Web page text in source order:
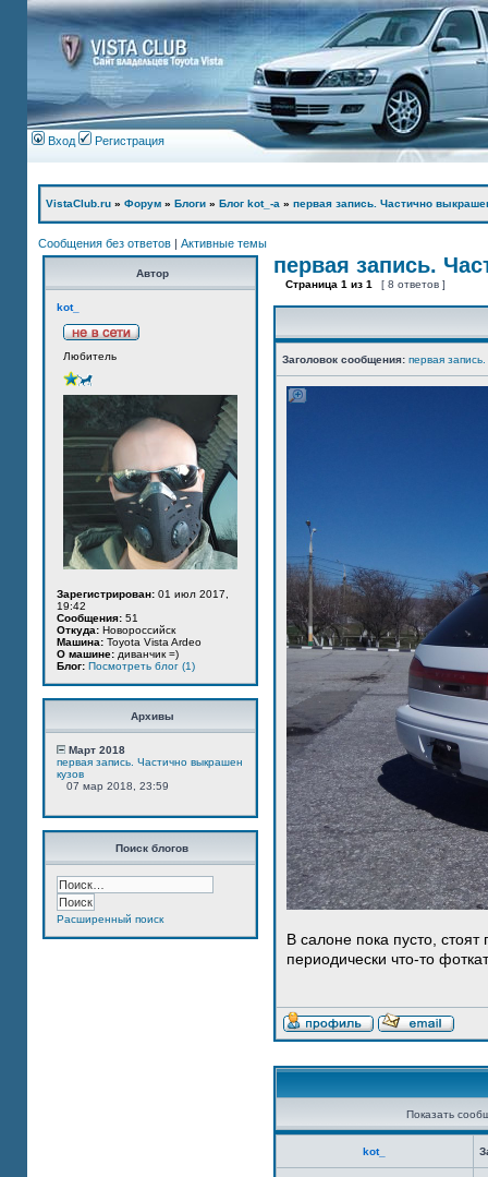
Вход Регистрация
VistaClub.ru » Форум » Блоги » Блог kot_-а » первая запись. Частично
Сообщения без ответов | Активные темы
Автор
kot_
Любитель
Зарегистрирован: 01 июл 2017,
19:42
Сообщения: 51
Откуда: Новороссийск
Машина: Toyota Vista Ardeo
О машине: диванчик =)
Блог: Посмотреть блог (1)
Архивы
Март 2018
первая запись. Частично выкрашен
кузов
07 мар 2018, 23:59
Поиск блогов
Расширенный поиск
первая запись.
Страница 1 из 1 [ 8 ответов ]
Заголовок сообщения: первая
В салоне пока пусто,
периодически что-то
Показать
kot_